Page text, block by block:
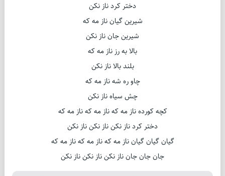
ﺩﺧﺘﺮ ﮐﺮﺩ ﻧﺎﺯ ﻧﮑﻦ
ﺷﯿﺮﯾﻦ ﮔﯿﺎﻥ ﻧﺎﺯ ﻣﻪ ﮐﻪ
ﺷﯿﺮﯾﻦ ﺟﺎﻥ ﻧﺎﺯ ﻧﮑﻦ
ﺑﺎﻻ ﺑﻪ ﺭﺯ ﻧﺎﺯ ﻣﻪ ﮐﻪ
ﺑﻠﻨﺪ ﺑﺎﻻ ﻧﺎﺯ ﻧﮑﻦ
ﭼﺎﻭ ﺭﻩ ﺷﻪ ﻧﺎﺯ ﻣﻪ ﮐﻪ
ﭼﺶ ﺳﯿﺎﻩ ﻧﺎﺯ ﻧﮑﻦ
ﮐﭽﻪ ﮐﻮﺭﺩﻩ ﻧﺎﺯ ﻣﻪ ﮐﻪ ﻧﺎﺯ ﻣﻪ ﮐﻪ ﻧﺎﺯ ﻣﻪ ﮐﻪ
ﺩﺧﺘﺮ ﮐﺮﺩ ﻧﺎﺯ ﻧﮑﻦ ﻧﺎﺯ ﻧﮑﻦ ﻧﺎﺯ ﻧﮑﻦ
ﮔﯿﺎﻥ ﮔﯿﺎﻥ ﮔﯿﺎﻥ ﻧﺎﺯ ﻣﻪ ﮐﻪ ﻧﺎﺯ ﻣﻪ ﮐﻪ ﻧﺎﺯ ﻣﻪ ﮐﻪ
ﺟﺎﻥ ﺟﺎﻥ ﺟﺎﻥ ﻧﺎﺯ ﻧﮑﻦ ﻧﺎﺯ ﻧﮑﻦ ﻧﺎﺯ ﻧﮑﻦ